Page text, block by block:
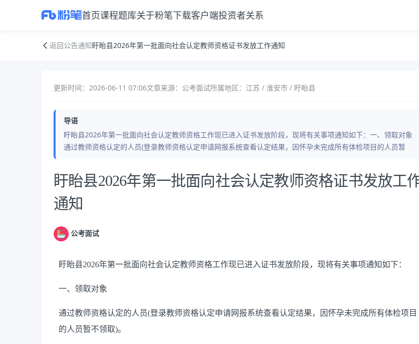
首页课程题库关于粉笔下载客户端投资者关系
返回公告通知盱眙县2026年第一批面向社会认定教师资格证书发放工作通知
更新时间：2026-06-11 07:06文章来源：公考面试所属地区：江苏 / 淮安市 / 盱眙县
导语
盱眙县2026年第一批面向社会认定教师资格工作现已进入证书发放阶段，现将有关事项通知如下：一、领取对象
通过教师资格认定的人员(登录教师资格认定申请网报系统查看认定结果，因怀孕未完成所有体检项目的人员暂
公告正文
盱眙县2026年第一批面向社会认定教师资格证书发放工
通知
公考面试
盱眙县2026年第一批面向社会认定教师资格工作现已进入证书发放阶段，现将有关事项通知如下：
一、 领取对象
通过教师资格认定的人员(登录教师资格认定申请网报系统查看认定结果，因怀孕未完成所有体检项目
的人员暂不领取)。